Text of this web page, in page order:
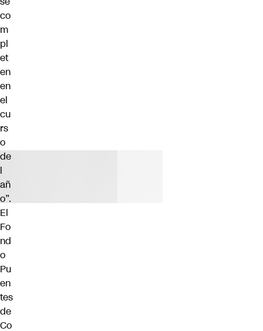
co
m
pl
et
en
en
el
cu
rs
o
de
l
añ
o”.
El
Fo
nd
o
Pu
en
tes
de
Co